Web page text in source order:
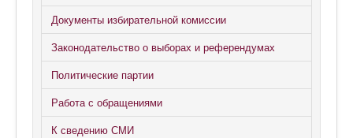
Документы избирательной комиссии
Законодательство о выборах и референдумах
Политические партии
Работа с обращениями
К сведению СМИ